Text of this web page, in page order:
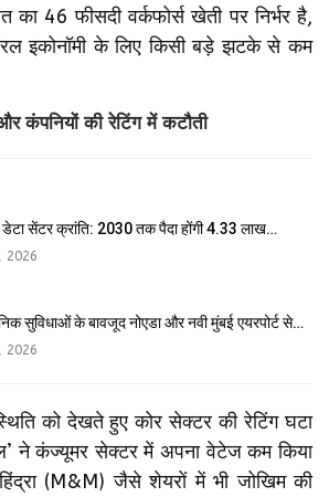
का 46 फीसदी वर्कफोर्स खेती पर निर्भर है,
इकोनॉमी के लिए किसी बड़े झटके से कम
कंपनियों की रेटिंग में कटौती
डेटा सेंटर क्रांति: 2030 तक पैदा होंगी 4.33 लाख…
2026
सुविधाओं के बावजूद नोएडा और नवी मुंबई एयरपोर्ट से…
2026
को देखते हुए कोर सेक्टर की रेटिंग घटा
ने कंज्यूमर सेक्टर में अपना वेटेज कम किया
(M&M) जैसे शेयरों में भी जोखिम की